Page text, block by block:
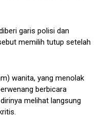
garis polisi dan
memilih tutup setelah
wanita, yang menolak
berbicara
melihat langsung